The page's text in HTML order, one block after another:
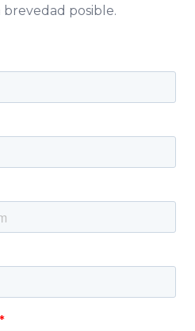
posible.